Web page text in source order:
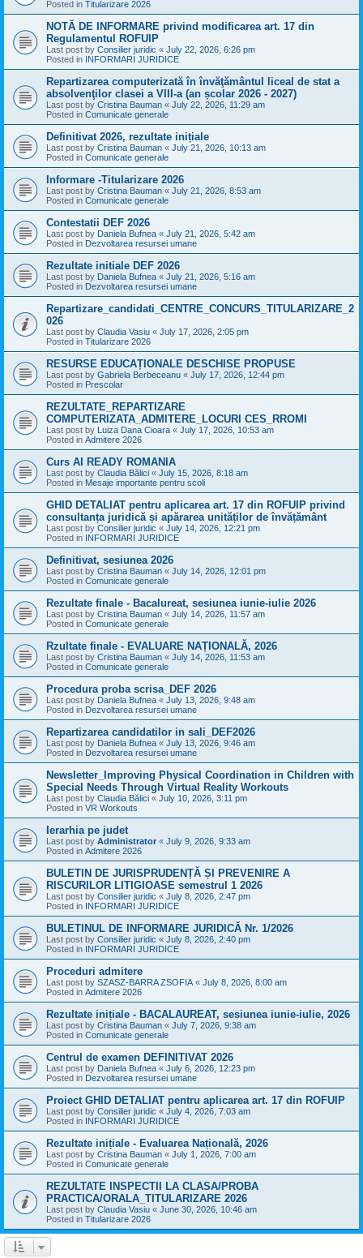
Posted in Titularizare 2026
NOTĂ DE INFORMARE privind modificarea art. 17 din
Regulamentul ROFUIP
Last post by Consilier juridic « July 22, 2026, 6:26 pm
Posted in INFORMARI JURIDICE
Repartizarea computerizată în învăţământul liceal de stat a
absolvenţilor clasei a VIII-a (an școlar 2026 - 2027)
Last post by Cristina Bauman « July 22, 2026, 11:29 am
Posted in Comunicate generale
Definitivat 2026, rezultate inițiale
Last post by Cristina Bauman « July 21, 2026, 10:13 am
Posted in Comunicate generale
Informare -Titularizare 2026
Last post by Cristina Bauman « July 21, 2026, 8:53 am
Posted in Comunicate generale
Contestatii DEF 2026
Last post by Daniela Bufnea « July 21, 2026, 5:42 am
Posted in Dezvoltarea resursei umane
Rezultate initiale DEF 2026
Last post by Daniela Bufnea « July 21, 2026, 5:16 am
Posted in Dezvoltarea resursei umane
Repartizare_candidati_CENTRE_CONCURS_TITULARIZARE_2
026
Last post by Claudia Vasiu « July 17, 2026, 2:05 pm
Posted in Titularizare 2026
RESURSE EDUCAȚIONALE DESCHISE PROPUSE
Last post by Gabriela Berbeceanu « July 17, 2026, 12:44 pm
Posted in Prescolar
REZULTATE_REPARTIZARE
COMPUTERIZATA_ADMITERE_LOCURI CES_RROMI
Last post by Luiza Dana Cioara « July 17, 2026, 10:53 am
Posted in Admitere 2026
Curs AI READY ROMANIA
Last post by Claudia Bălici « July 15, 2026, 8:18 am
Posted in Mesaje importante pentru scoli
GHID DETALIAT pentru aplicarea art. 17 din ROFUIP privind
consultanța juridică și apărarea unităților de învățământ
Last post by Consilier juridic « July 14, 2026, 12:21 pm
Posted in INFORMARI JURIDICE
Definitivat, sesiunea 2026
Last post by Cristina Bauman « July 14, 2026, 12:01 pm
Posted in Comunicate generale
Rezultate finale - Bacalureat, sesiunea iunie-iulie 2026
Last post by Cristina Bauman « July 14, 2026, 11:57 am
Posted in Comunicate generale
Rzultate finale - EVALUARE NAȚIONALĂ, 2026
Last post by Cristina Bauman « July 14, 2026, 11:53 am
Posted in Comunicate generale
Procedura proba scrisa_DEF 2026
Last post by Daniela Bufnea « July 13, 2026, 9:48 am
Posted in Dezvoltarea resursei umane
Repartizarea candidatilor in sali_DEF2026
Last post by Daniela Bufnea « July 13, 2026, 9:46 am
Posted in Dezvoltarea resursei umane
Newsletter_Improving Physical Coordination in Children with
Special Needs Through Virtual Reality Workouts
Last post by Claudia Bălici « July 10, 2026, 3:11 pm
Posted in VR Workouts
Ierarhia pe judet
Last post by Administrator « July 9, 2026, 9:33 am
Posted in Admitere 2026
BULETIN DE JURISPRUDENȚĂ ȘI PREVENIRE A
RISCURILOR LITIGIOASE semestrul 1 2026
Last post by Consilier juridic « July 8, 2026, 2:47 pm
Posted in INFORMARI JURIDICE
BULETINUL DE INFORMARE JURIDICĂ Nr. 1/2026
Last post by Consilier juridic « July 8, 2026, 2:40 pm
Posted in INFORMARI JURIDICE
Proceduri admitere
Last post by SZASZ-BARRA ZSOFIA « July 8, 2026, 8:00 am
Posted in Admitere 2026
Rezultate inițiale - BACALAUREAT, sesiunea iunie-iulie, 2026
Last post by Cristina Bauman « July 7, 2026, 9:38 am
Posted in Comunicate generale
Centrul de examen DEFINITIVAT 2026
Last post by Daniela Bufnea « July 6, 2026, 12:23 pm
Posted in Dezvoltarea resursei umane
Proiect GHID DETALIAT pentru aplicarea art. 17 din ROFUIP
Last post by Consilier juridic « July 4, 2026, 7:03 am
Posted in INFORMARI JURIDICE
Rezultate inițiale - Evaluarea Națională, 2026
Last post by Cristina Bauman « July 1, 2026, 7:00 am
Posted in Comunicate generale
REZULTATE INSPECTII LA CLASA/PROBA
PRACTICA/ORALA_TITULARIZARE 2026
Last post by Claudia Vasiu « June 30, 2026, 10:46 am
Posted in Titularizare 2026